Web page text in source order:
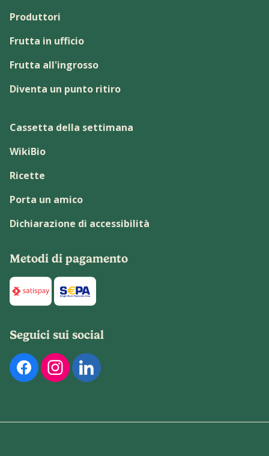
Produttori
Frutta in ufficio
Frutta all'ingrosso
Diventa un punto ritiro
Cassetta della settimana
WikiBio
Ricette
Porta un amico
Dichiarazione di accessibilità
Metodi di pagamento
Di seguito sono elencati i metodi di pagamento
Seguici sui social
Di seguito sono elencati i nostri profili social ufficiali.